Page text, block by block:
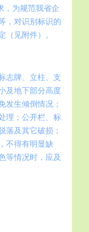
，为规范我省企
，对识别标识的
（见附件）。
志牌、立柱、支
及地下部分高度
发生倾倒情况；
理；公开栏、标
落及其它破损；
不得有明显缺
等情况时，应及